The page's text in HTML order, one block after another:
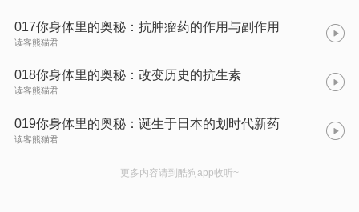
017你身体里的奥秘：抗肿瘤药的作用与副作用
读客熊猫君
018你身体里的奥秘：改变历史的抗生素
读客熊猫君
019你身体里的奥秘：诞生于日本的划时代新药
读客熊猫君
更多内容请到酷狗app收听~